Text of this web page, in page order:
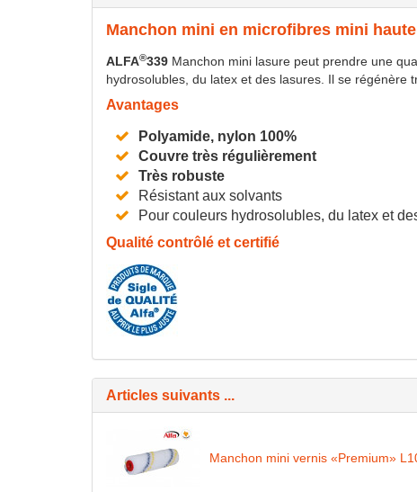
Manchon mini en microfibres mini
ALFA®339 Manchon mini lasure peut prendre une
hydrosolubles, du latex et des lasures. Il se régénère
Avantages
Polyamide, nylon 100%
Couvre très régulièrement
Très robuste
Résistant aux solvants
Pour couleurs hydrosolubles, du latex et
Qualité contrôlé et certifié
Articles suivants ...
Manchon mini vernis «Premium»